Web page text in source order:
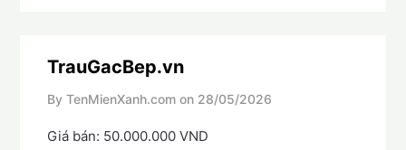
TrauGacBep.vn
By TenMienXanh.com on 28/05/2026
Giá bán: 50.000.000 VND